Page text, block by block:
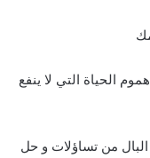
الحياة التي لا ينفع
من تساؤلات و حل